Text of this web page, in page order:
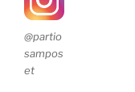
@partio
sampos
et